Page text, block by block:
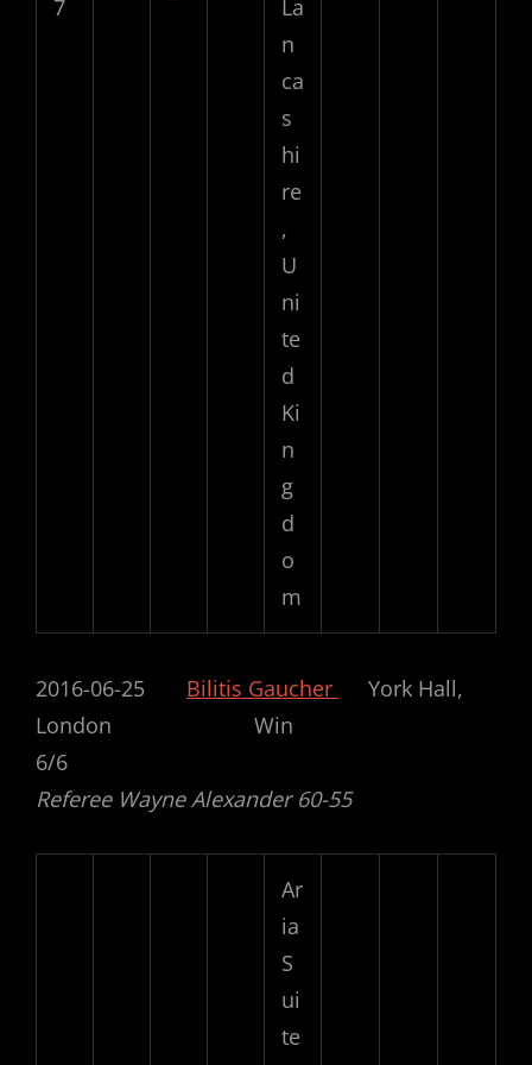
7
La
n
ca
s
hi
re
,
U
ni
te
d
Ki
n
g
d
o
m
2016-06-25 Bilitis Gaucher
York Hall,
London Win
6/6
Referee Wayne Alexander 60-55
Ar
ia
S
ui
te